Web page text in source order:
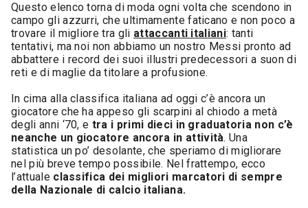
Questo elenco torna di moda ogni volta che scendono in
campo gli azzurri, che ultimamente faticano e non poco a
trovare il migliore tra gli attaccanti italiani: tanti
tentativi, ma noi non abbiamo un nostro Messi pronto ad
abbattere i record dei suoi illustri predecessori a suon di
reti e di maglie da titolare a profusione.
In cima alla classifica italiana ad oggi c’è ancora un
giocatore che ha appeso gli scarpini al chiodo a metà
degli anni ‘70, e tra i primi dieci in graduatoria non c’è
neanche un giocatore ancora in attività. Una
statistica un po’ desolante, che speriamo di migliorare
nel più breve tempo possibile. Nel frattempo, ecco
l’attuale classifica dei migliori marcatori di sempre
della Nazionale di calcio italiana.